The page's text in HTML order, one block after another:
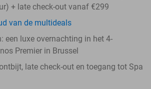
+ late check-out vanaf €299
van de multideals
een luxe overnachting in het 4-
Premier in Brussel
late check-out en toegang tot Spa